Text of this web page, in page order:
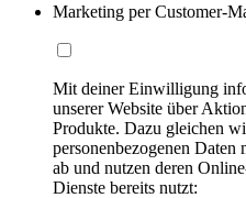
Marketing per Customer-
Mit deiner Einwilligung
unserer Website über
Produkte. Dazu gleichen
personenbezogenen
ab und nutzen deren
Dienste bereits nutzt: